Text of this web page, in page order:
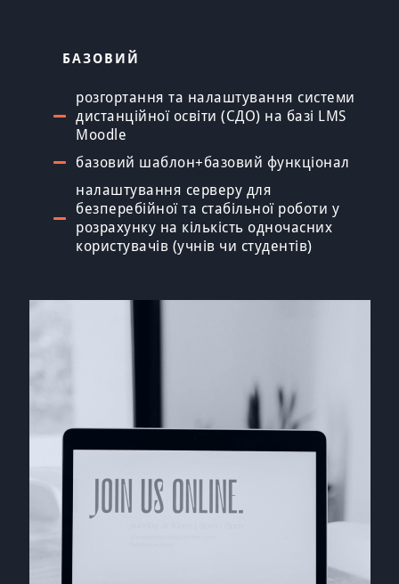
БАЗОВИЙ
розгортання та налаштування системи
дистанційної освіти (СДО) на базі LMS
Moodle
базовий шаблон+базовий функціонал
налаштування серверу для
безперебійної та стабільної роботи у
розрахунку на кількість одночасних
користувачів (учнів чи студентів)